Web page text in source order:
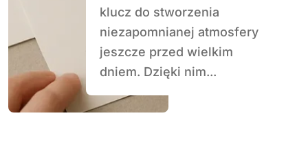
klucz do stworzenia
niezapomnianej atmosfery
jeszcze przed wielkim
dniem. Dzięki nim...